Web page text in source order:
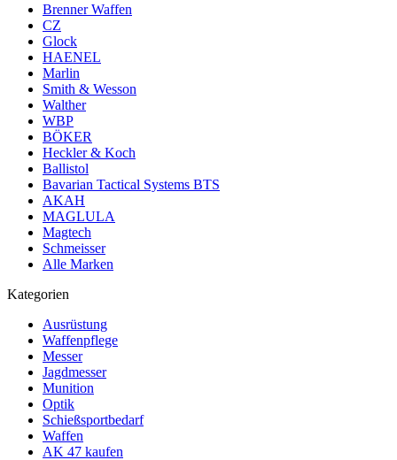
Brenner Waffen
CZ
Glock
HAENEL
Marlin
Smith & Wesson
Walther
WBP
BÖKER
Heckler & Koch
Ballistol
Bavarian Tactical Systems BTS
AKAH
MAGLULA
Magtech
Schmeisser
Alle Marken
Kategorien
Ausrüstung
Waffenpflege
Messer
Jagdmesser
Munition
Optik
Schießsportbedarf
Waffen
AK 47 kaufen